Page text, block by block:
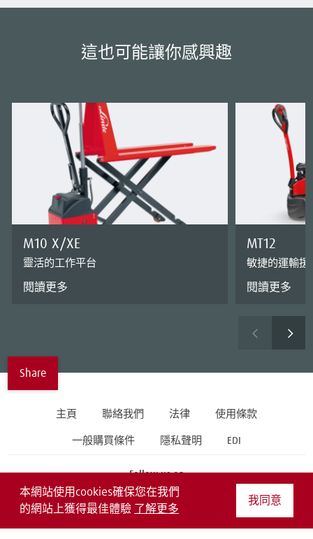
本網站使用cookies確保您在我們
的網站上獲得最佳體驗
了解更多
我同意
這也可能讓你感興趣
M10 X/XE
靈活的工作平台
閱讀更多
MT12
敏捷的運輸援
閱讀更多
Share
主頁 聯絡我們 法律 使用條款
一般購買條件 隱私聲明 EDI
Follow us on